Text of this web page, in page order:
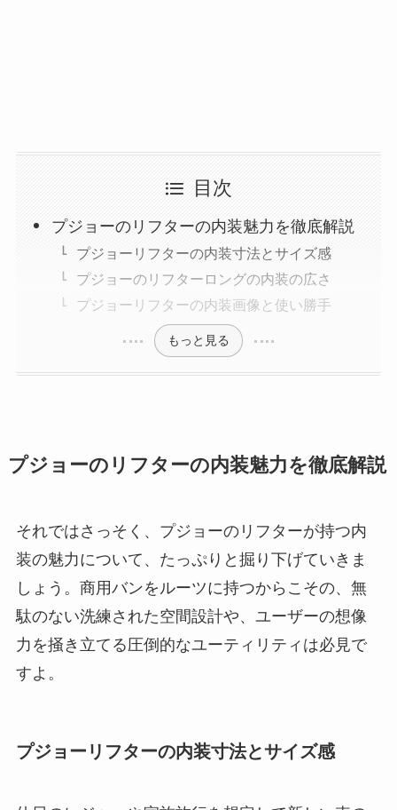
目次
プジョーのリフターの内装魅力を徹底解説
プジョーリフターの内装寸法とサイズ感
プジョーのリフターロングの内装の広さ
プジョーリフターの内装画像と使い勝手
もっと見る
プジョーのリフターの内装魅力を徹底解説
それではさっそく、プジョーのリフターが持つ内
装の魅力について、たっぷりと掘り下げていきま
しょう。商用バンをルーツに持つからこその、無
駄のない洗練された空間設計や、ユーザーの想像
力を掻き立てる圧倒的なユーティリティは必見で
すよ。
プジョーリフターの内装寸法とサイズ感